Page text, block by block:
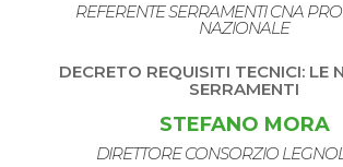
REFERENTE SERRAMENTI CNA
NAZIONALE
DECRETO REQUISITI TECNICI: LE
SERRAMENTI
STEFANO MORA
DIRETTORE CONSORZIO